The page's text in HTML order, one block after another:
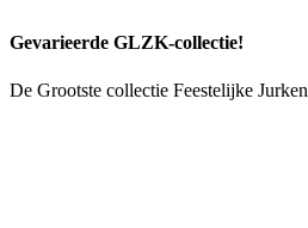
Gevarieerde GLZK-collectie!
De Grootste collectie Feestelijke Jurken